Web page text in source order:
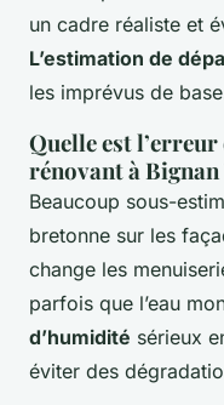
un cadre réaliste et
L’estimation de
les imprévus de
Quelle est
rénovant à Bignan
Beaucoup sous-
bretonne sur les
change les
parfois que l’eau
d’humidité sérieux
éviter des